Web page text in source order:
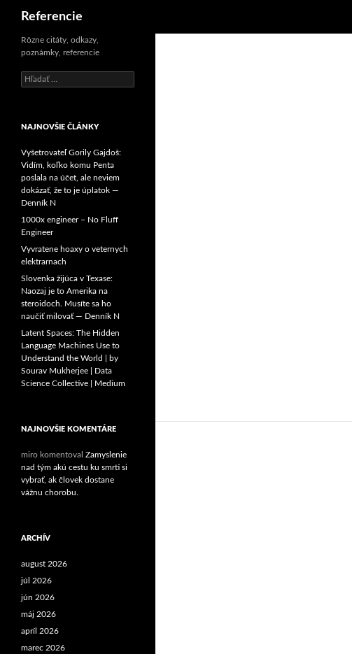
Preskočiť
obsah
Referencie
Rôzne citáty, odkazy,
poznámky, referencie
Hľadať:
NAJNOVŠIE ČLÁNKY
Vyšetrovateľ Gorily Gajdoš:
Vidím, koľko komu Penta
poslala na účet, ale neviem
dokázať, že to je úplatok —
Denník N
1000x engineer – No Fluff
Engineer
Vyvratene hoaxy o veternych
elektrarnach
Slovenka žijúca v Texase:
Naozaj je to Amerika na
steroidoch. Musíte sa ho
naučiť milovať — Denník N
Latent Spaces: The Hidden
Language Machines Use to
Understand the World | by
Sourav Mukherjee | Data
Science Collective | Medium
NAJNOVŠIE KOMENTÁRE
miro komentoval Zamyslenie
nad tým akú cestu ku smrti si
vybrať, ak človek dostane
vážnu chorobu.
ARCHÍV
august 2026
júl 2026
jún 2026
máj 2026
apríl 2026
marec 2026